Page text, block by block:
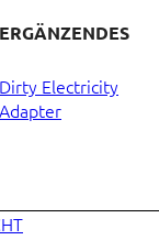
ERGÄNZENDES
Dirty Electricity
Adapter